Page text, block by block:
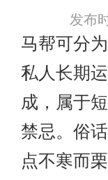
发布
马帮可分
私人长期
成，属于
禁忌。俗
点不寒而